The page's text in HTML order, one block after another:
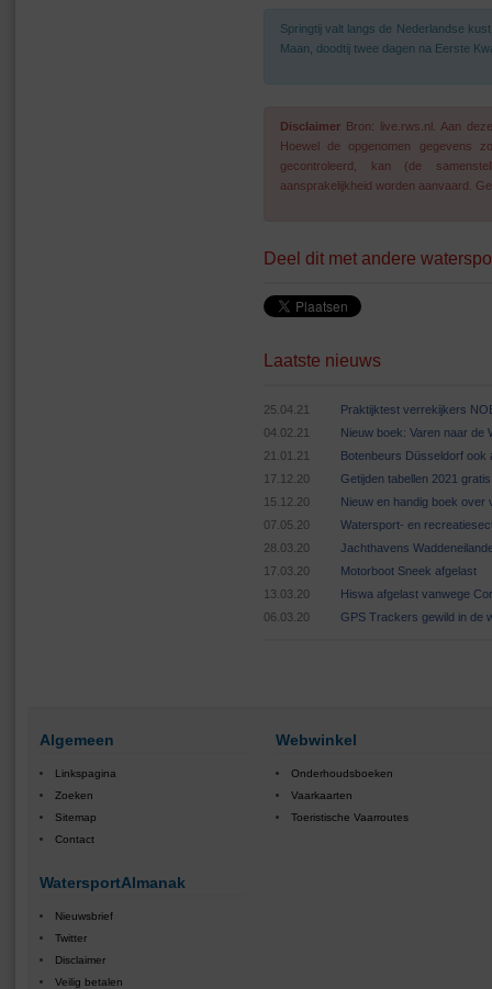
Springtij valt langs de Nederlandse
Maan, doodtij twee dagen na Eerste
Disclaimer Bron: live.rws.nl. Aan
Hoewel de opgenomen gegevens
gecontroleerd, kan (de
aansprakelijkheid worden aanvaard.
Deel dit met andere
Laatste nieuws
25.04.21
Praktijktest verrekijkers
04.02.21
Nieuw boek: Varen naar de
21.01.21
Botenbeurs Düsseldorf ook
17.12.20
Getijden tabellen 2021
15.12.20
Nieuw en handig boek over
07.05.20
Watersport- en
28.03.20
Jachthavens
17.03.20
Motorboot Sneek afgelast
13.03.20
Hiswa afgelast vanwege
06.03.20
GPS Trackers gewild in de
Algemeen
Linkspagina
Zoeken
Sitemap
Contact
WatersportAlmanak
Nieuwsbrief
Twitter
Disclaimer
Veilig betalen
Webwinkel
Onderhoudsboeken
Vaarkaarten
Toeristische Vaarroutes